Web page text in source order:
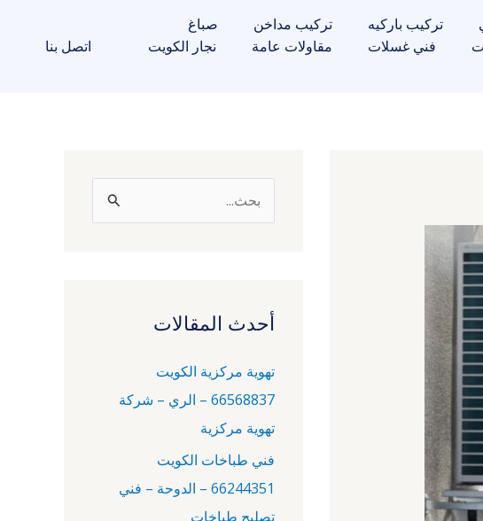
تركيب باركيه تركيب مداخن
صباغ
فني غسلات مقاولات عامة
نجار الكويت
اتصل بنا
ث
ن
:
أحدث المقالات
تهوية مركزية الكويت
66568837 – الري – شركة
تهوية مركزية
فني طباخات الكويت
66244351 – الدوحة – فني
تصليح طباخات